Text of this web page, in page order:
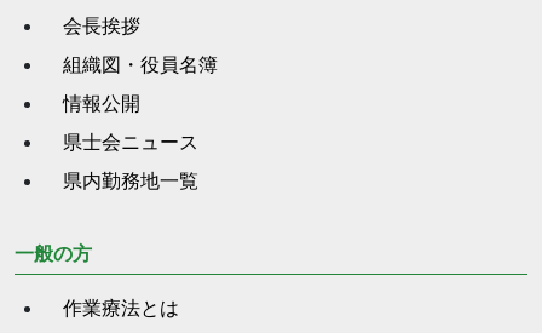
会長挨拶
組織図・役員名簿
情報公開
県士会ニュース
県内勤務地一覧
一般の方
作業療法とは